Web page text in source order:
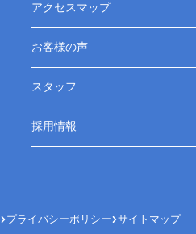
アクセスマップ
お客様の声
スタッフ
採用情報
プライバシーポリシー サイトマップ